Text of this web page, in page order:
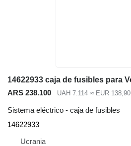
ARS 238.100 UAH 7.114 ≈ EUR 138,90
Sistema eléctrico - caja de fusibles
14622933
Ucrania